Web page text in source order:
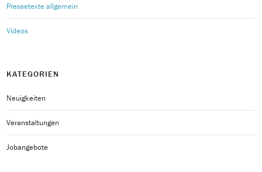
Pressetexte allgemein
Videos
KATEGORIEN
Neuigkeiten
Veranstaltungen
Jobangebote